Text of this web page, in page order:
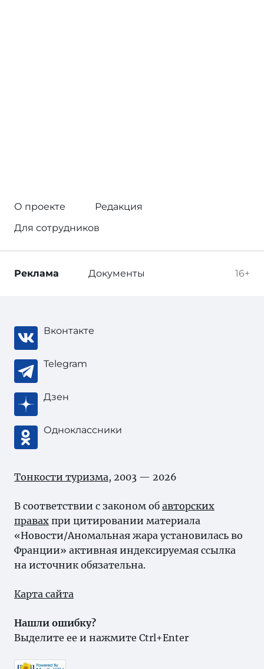
О проекте
Редакция
Для сотрудников
16+
Реклама Документы
Вконтакте
Telegram
Дзен
Одноклассники
Тонкости туризма, 2003 — 2026
В соответствии с законом об авторских
правах при цитировании материала
«Новости/Аномальная жара установилась во
Франции» активная индексируемая ссылка
на источник обязательна.
Карта сайта
Нашли ошибку?
Выделите ее и нажмите Ctrl+Enter